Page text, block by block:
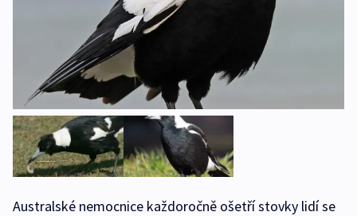
Australské nemocnice každoročně ošetří stovky lidí se